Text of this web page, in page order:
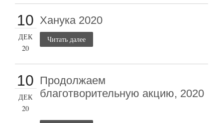
10
ДЕК
20
Ханука 2020
Читать далее
10
ДЕК
20
Продолжаем
благотворительную акцию, 2020